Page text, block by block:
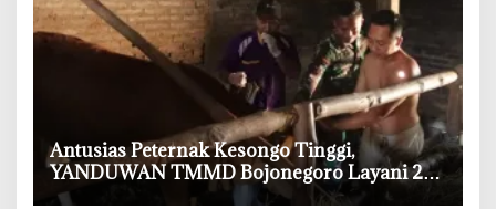
‎Antusias Peternak Kesongo Tinggi,
YANDUWAN TMMD Bojonegoro Layani 278
Ternak